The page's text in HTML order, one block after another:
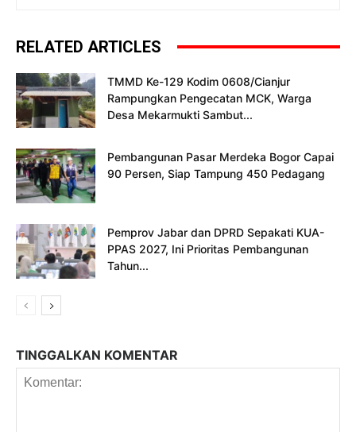
RELATED ARTICLES
TMMD Ke-129 Kodim 0608/Cianjur
Rampungkan Pengecatan MCK, Warga
Desa Mekarmukti Sambut...
Pembangunan Pasar Merdeka Bogor Capai
90 Persen, Siap Tampung 450 Pedagang
Pemprov Jabar dan DPRD Sepakati KUA-
PPAS 2027, Ini Prioritas Pembangunan
Tahun...
TINGGALKAN KOMENTAR